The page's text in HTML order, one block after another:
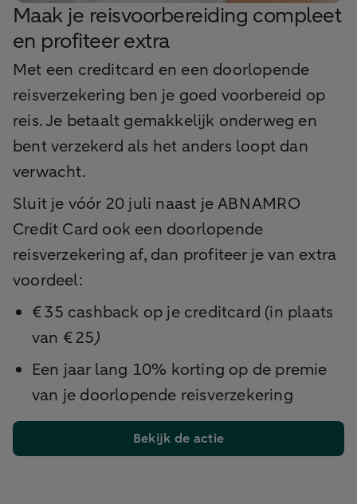
Maak je reisvoorbereiding compleet
en profiteer extra
Met een creditcard en een doorlopende
reisverzekering ben je goed voorbereid op
reis. Je betaalt gemakkelijk onderweg en
bent verzekerd als het anders loopt dan
verwacht.
Sluit je vóór 20 juli naast je ABN AMRO
Credit Card ook een doorlopende
reisverzekering af, dan profiteer je van extra
voordeel:
€ 35 cashback op je creditcard (in plaats
van € 25)
Een jaar lang 10% korting op de premie
van je doorlopende reisverzekering
Bekijk de actie